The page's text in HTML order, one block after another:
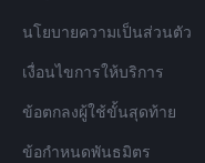
นโยบายความเป็นส่วนตัว
เงื่อนไขการให้บริการ
ข้อตกลงผู้ใช้ขั้นสุดท้าย
ข้อกำหนดพันธมิตร